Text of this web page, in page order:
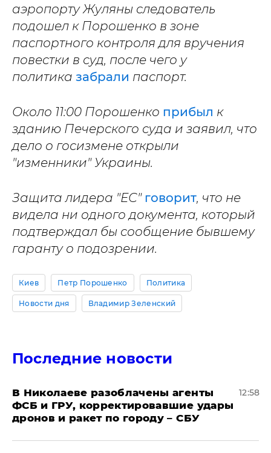
аэропорту Жуляны следователь
подошел к Порошенко в зоне
паспортного контроля для вручения
повестки в суд, после чего у
политика забрали паспорт.
Около 11:00 Порошенко прибыл к
зданию Печерского суда и заявил, что
дело о госизмене открыли
"изменники" Украины.
Защита лидера "ЕС" говорит, что не
видела ни одного документа, который
подтверждал бы сообщение бывшему
гаранту о подозрении.
Киев Петр Порошенко Политика
Новости дня Владимир Зеленский
Последние новости
В Николаеве разоблачены агенты
ФСБ и ГРУ, корректировавшие удары
дронов и ракет по городу – СБУ
12:58